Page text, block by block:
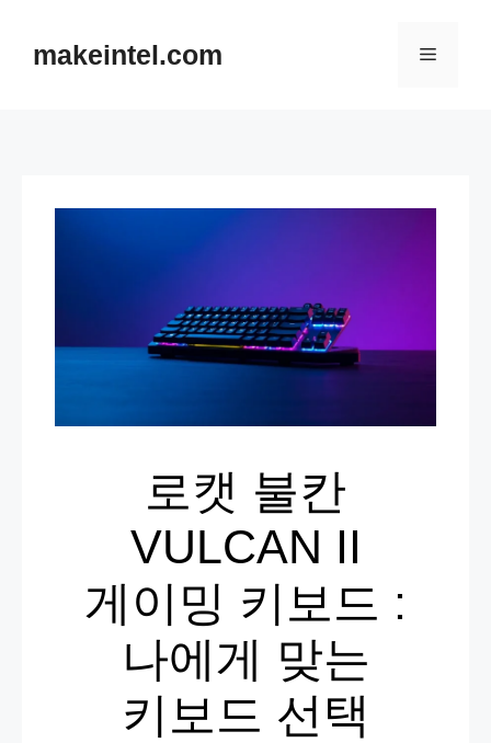
makeintel.com 메뉴
로캣 불칸
VULCAN II
게이밍 키보드 :
나에게 맞는
키보드 선택